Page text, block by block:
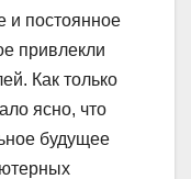
и постоянное
привлекли
Как только
ясно, что
будущее